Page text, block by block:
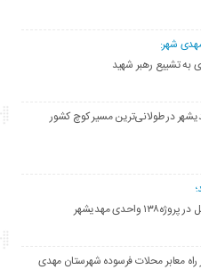
شهر:
در طولانی‌ترین مسیر کوچ کشور
در راه معابر محلات فرسوده شهرستان مهدی